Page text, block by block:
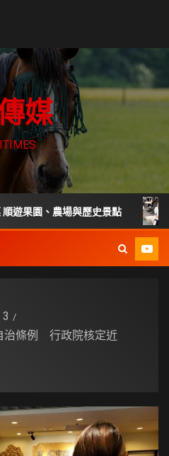
媒
農場與歷史景點 家庭
3
治條例 行政院核定近